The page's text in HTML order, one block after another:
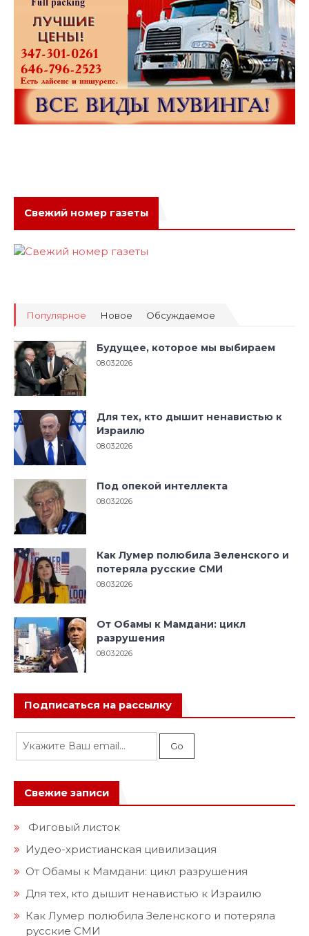
Свежий номер газеты
Популярное Новое Обсуждаемое
Будущее, которое мы выбираем
08.03.2026
Для тех, кто дышит ненавистью к
Израилю
08.03.2026
Под опекой интеллекта
08.03.2026
Как Лумер полюбила Зеленского и
потеряла русские СМИ
08.03.2026
От Обамы к Мамдани: цикл
разрушения
08.03.2026
Подписаться на рассылку
Свежие записи
Фиговый листок
Иудео-христианская цивилизация
От Обамы к Мамдани: цикл разрушения
Для тех, кто дышит ненавистью к Израилю
Как Лумер полюбила Зеленского и потеряла
русские СМИ